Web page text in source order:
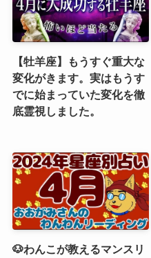
【牡羊座】もうすぐ重大な
変化がきます。実はもうす
でに始まっていた変化を徹
底霊視しました。
🐶わんこが教えるマンスリ